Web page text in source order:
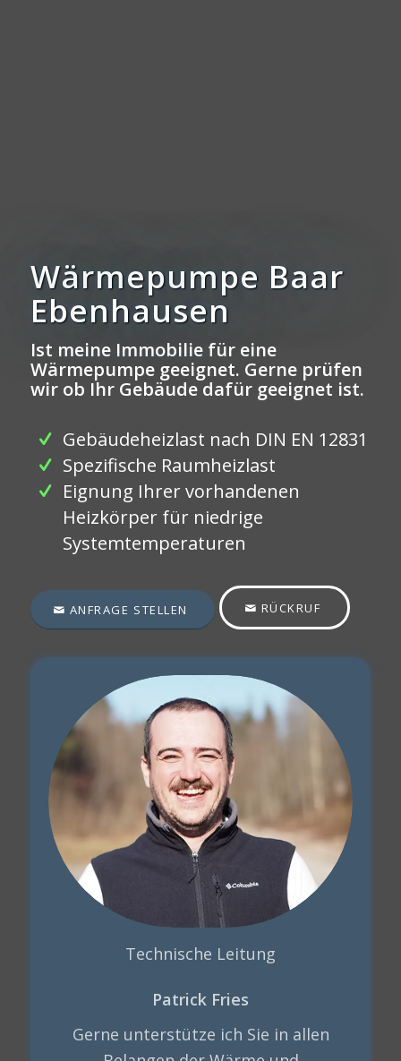
Wärmepumpe Baar
Ebenhausen
Ist meine Immobilie für eine
Wärmepumpe geeignet. Gerne prüfen
wir ob Ihr Gebäude dafür geeignet ist.
Gebäudeheizlast nach DIN EN 12831
Spezifische Raumheizlast
Eignung Ihrer vorhandenen
Heizkörper für niedrige
Systemtemperaturen
ANFRAGE STELLEN RÜCKRUF
Technische Leitung
Patrick Fries
Gerne unterstütze ich Sie in allen